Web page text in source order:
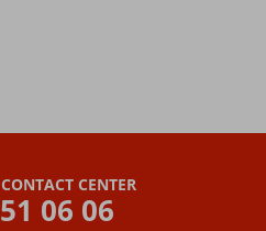
CENTER
06 06